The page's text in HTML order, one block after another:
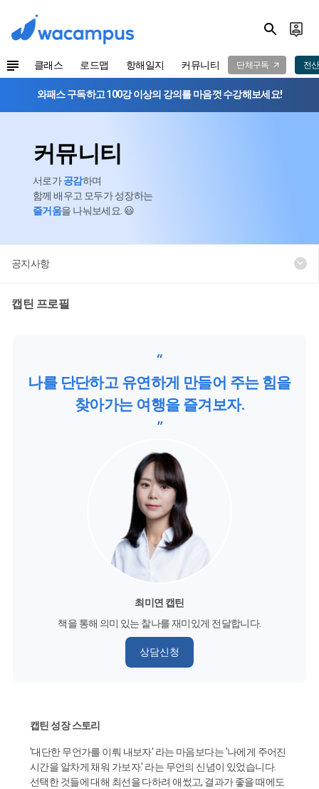
클래스 로드맵 항해일지 커뮤니티 단체구독 전
와패스 구독하고 100강 이상의 강의를 마음껏 수강해보세요!
커뮤니티
서로가공감하며
함께 배우고 모두가 성장하는
즐거움을 나눠보세요. 😃
공지사항
캡틴 프로필
최미연 캡틴
책을 통해 의미 있는 찰나를 재미있게 전달합니다.
상담신청
“
나를 단단하고 유연하게 만들어 주는 힘을
찾아가는 여행을 즐겨보자.
”
캡틴 성장 스토리
'대단한 무언가를 이뤄 내보자' 라는 마음보다는 '나에게 주어진
시간을 알차게 채워 가보자.' 라는 무언의 신념이 있었습니다.
선택한 것들에 대해 최선을 다하려 애썼고, 결과가 좋을 때에도